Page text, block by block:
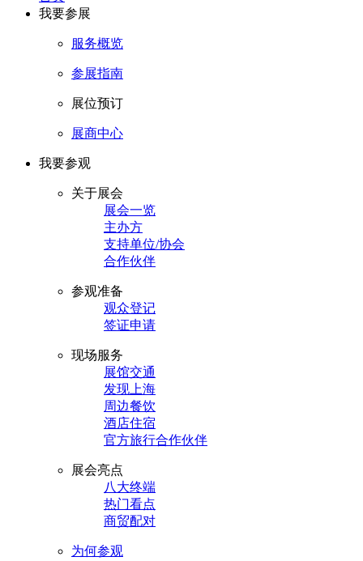
我要参展
服务概览
参展指南
展位预订
展商中心
我要参观
关于展会
展会一览
主办方
支持单位/协会
合作伙伴
参观准备
观众登记
签证申请
现场服务
展馆交通
发现上海
周边餐饮
酒店住宿
官方旅行合作伙伴
展会亮点
八大终端
热门看点
商贸配对
为何参观